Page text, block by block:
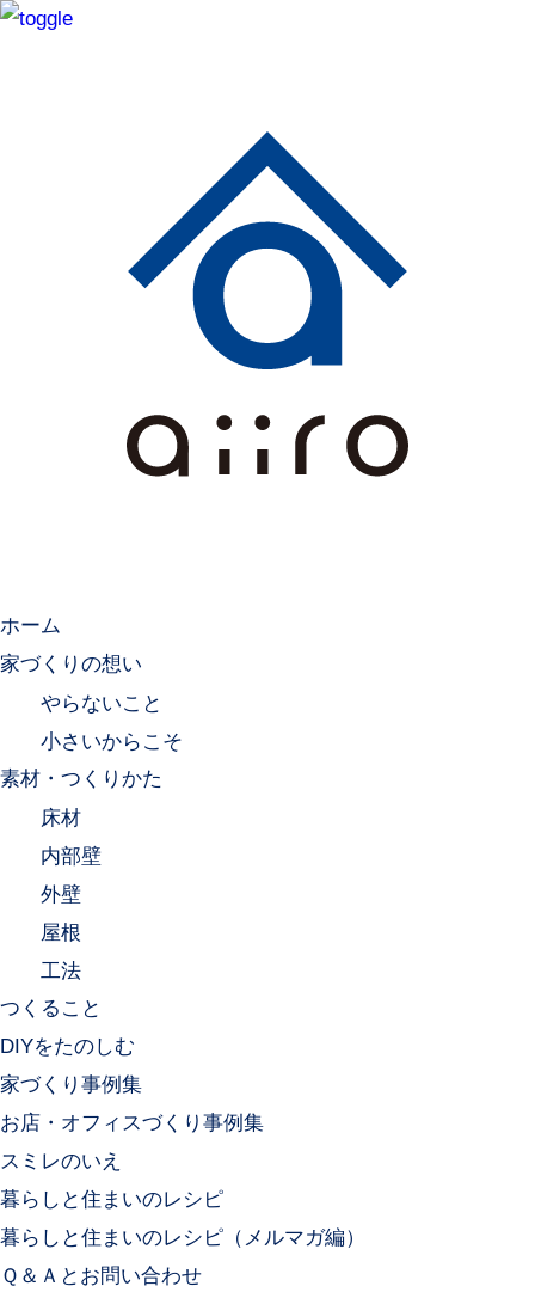
ホーム
家づくりの想い
やらないこと
小さいからこそ
素材・つくりかた
床材
内部壁
外壁
屋根
工法
つくること
DIYをたのしむ
家づくり事例集
お店・オフィスづくり事例集
スミレのいえ
暮らしと住まいのレシピ
暮らしと住まいのレシピ（メルマガ編）
Ｑ＆Ａとお問い合わせ